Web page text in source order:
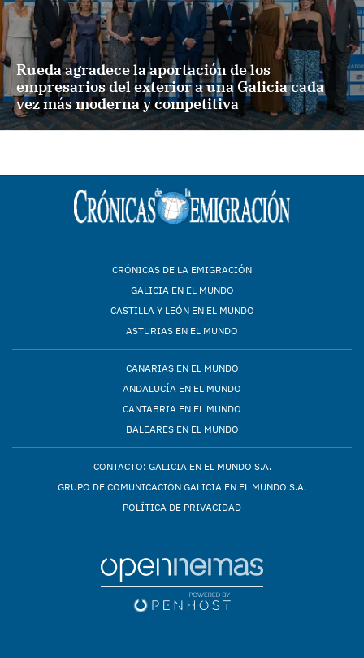
Rueda agradece la aportación de los
empresarios del exterior a una Galicia cada
vez más moderna y competitiva
CRÓNICAS DE LA EMIGRACIÓN
GALICIA EN EL MUNDO
CASTILLA Y LEÓN EN EL MUNDO
ASTURIAS EN EL MUNDO
CANARIAS EN EL MUNDO
ANDALUCÍA EN EL MUNDO
CANTABRIA EN EL MUNDO
BALEARES EN EL MUNDO
CONTACTO: GALICIA EN EL MUNDO S.A.
GRUPO DE COMUNICACIÓN GALICIA EN EL MUNDO S.A.
POLÍTICA DE PRIVACIDAD